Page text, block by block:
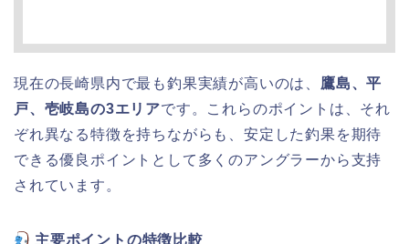
現在の長崎県内で最も釣果実績が高いのは、 鷹島、平
戸、壱岐島の3エリアです。これらのポイントは、それ
ぞれ異なる特徴を持ちながらも、安定した釣果を期待
できる優良ポイントとして多くのアングラーから支持
されています。
主要ポイントの特徴比較